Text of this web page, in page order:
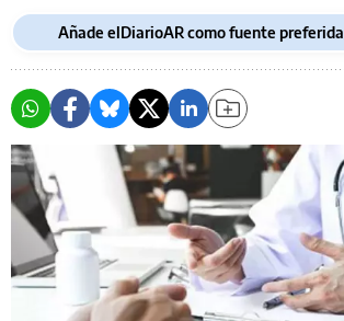
Añade elDiarioAR como fuente preferida